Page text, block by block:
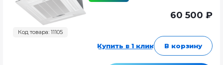
Код товара: 11105
60 500 ₽
Купить в 1 клик В корзину